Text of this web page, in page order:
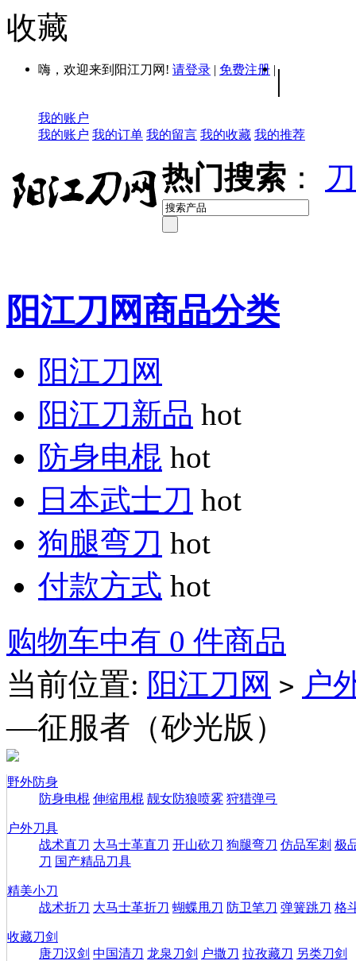
收藏
嗨，欢迎来到阳江刀网! 请登录 | 免费注册 | |
我的账户
我的账户 我的订单 我的留言 我的收藏 我的推荐
热门搜索 ：
阳江刀网商品分类
阳江刀网
阳江刀新品 hot
防身电棍 hot
日本武士刀 hot
狗腿弯刀 hot
付款方式 hot
购物车中有 0 件商品
当前位置: 阳江刀网 > 户
—征服者（砂光版）
野外防身
防身电棍 伸缩甩棍 靓女防狼喷雾 狩猎弹弓
户外刀具
战术直刀 大马士革直刀 开山砍刀 狗腿弯刀 仿品军刺 极
刀 国产精品刀具
精美小刀
战术折刀 大马士革折刀 蝴蝶甩刀 防卫笔刀 弹簧跳刀 格
收藏刀剑
唐刀汉剑 中国清刀 龙泉刀剑 户撒刀 拉孜藏刀 另类刀剑